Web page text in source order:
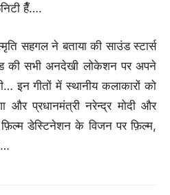
हैँ….
सहगल ने बताया की साउंड स्टार्स
की सभी अनदेखी लोकेशन पर अपने
इन गीतों में स्थानीय कलाकारों को
और प्रधानमंत्री नरेन्द्र मोदी और
डेस्टिनेशन के विजन पर फ़िल्म,